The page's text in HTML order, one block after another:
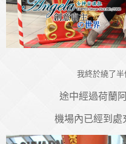
我終於繞了
途中經過荷蘭
機場內已經到處